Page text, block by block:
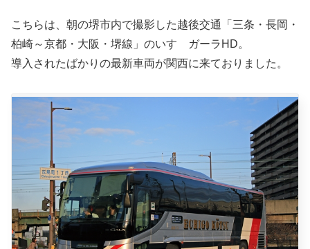
こちらは、朝の堺市内で撮影した越後交通「三条・長岡・
柏崎～京都・大阪・堺線」のいすゞガーラHD。
導入されたばかりの最新車両が関西に来ておりました。